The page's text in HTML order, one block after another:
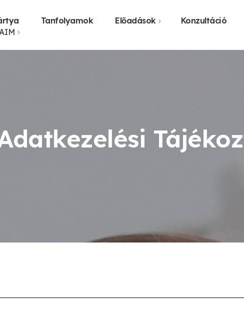
Tanfolyamok Előadások Konzultáció